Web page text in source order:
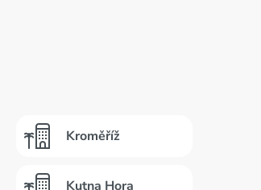
Kroměříž
Kutna Hora